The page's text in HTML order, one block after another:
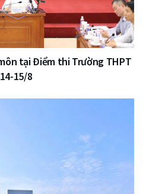
tại Điểm thi Trường THPT
15/8